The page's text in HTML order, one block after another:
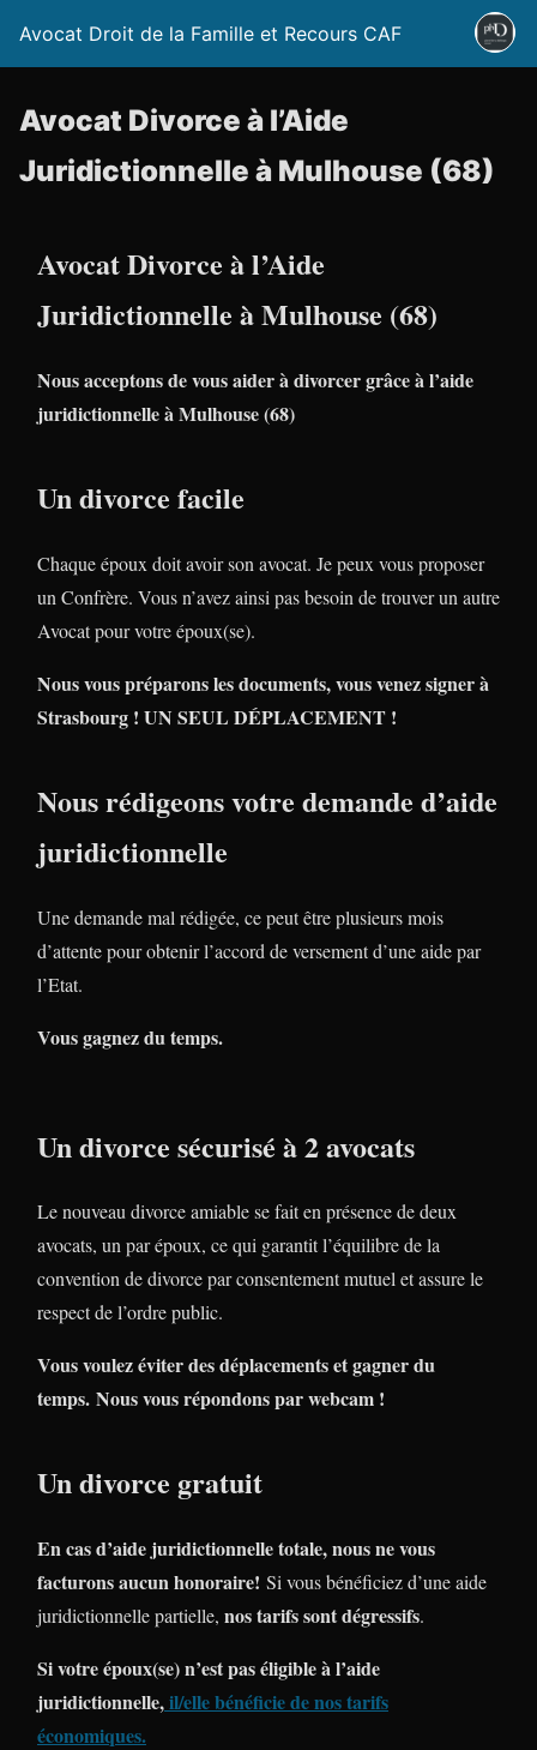
Avocat Droit de la Famille et Recours CAF
Avocat Divorce à l’Aide
Juridictionnelle à Mulhouse (68)
Avocat Divorce à l’Aide
Juridictionnelle à Mulhouse (68)
Nous acceptons de vous aider à divorcer grâce à l’aide
juridictionnelle à Mulhouse (68)
Un divorce facile
Chaque époux doit avoir son avocat. Je peux vous proposer
un Confrère. Vous n’avez ainsi pas besoin de trouver un autre
Avocat pour votre époux(se).
Nous vous préparons les documents, vous venez signer à
Strasbourg ! UN SEUL DÉPLACEMENT !
Nous rédigeons votre demande d’aide
juridictionnelle
Une demande mal rédigée, ce peut être plusieurs mois
d’attente pour obtenir l’accord de versement d’une aide par
l’Etat.
Vous gagnez du temps.
Un divorce sécurisé à 2 avocats
Le nouveau divorce amiable se fait en présence de deux
avocats, un par époux, ce qui garantit l’équilibre de la
convention de divorce par consentement mutuel et assure le
respect de l’ordre public.
Vous voulez éviter des déplacements et gagner du
temps. Nous vous répondons par webcam !
Un divorce gratuit
En cas d’aide juridictionnelle totale, nous ne vous
facturons aucun honoraire! Si vous bénéficiez d’une aide
juridictionnelle partielle, nos tarifs sont dégressifs.
Si votre époux(se) n’est pas éligible à l’aide
juridictionnelle,il/elle bénéficie de nos tarifs
économiques.